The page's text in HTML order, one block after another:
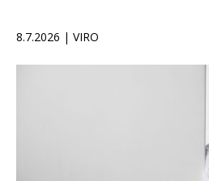
8.7.2026 | VIRO